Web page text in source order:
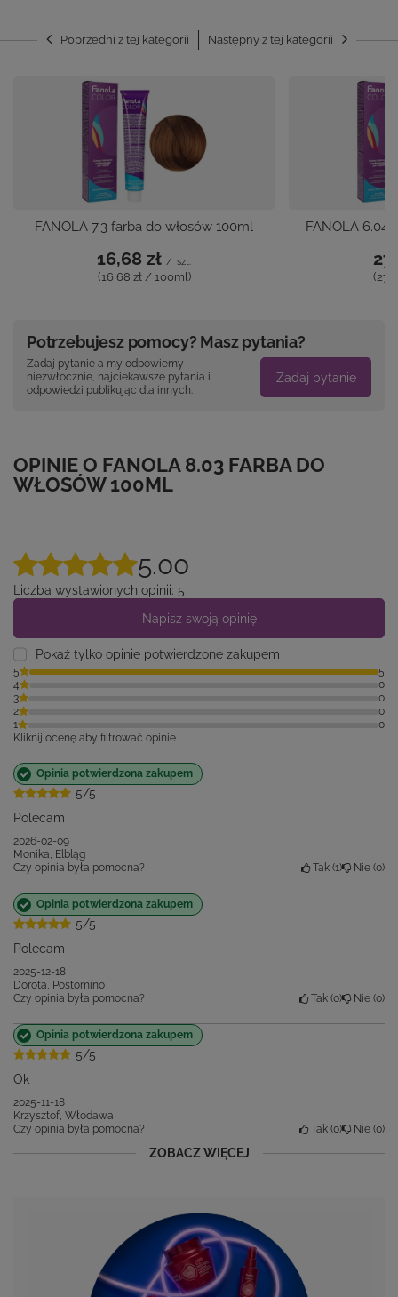
Poprzedni z tej kategorii Następny z tej kategorii
FANOLA 7.3 farba do włosów 100ml
16,68 zł / szt.
(16,68 zł / 100ml)
FANOLA 6.04
Potrzebujesz pomocy? Masz pytania?
Zadaj pytanie a my odpowiemy
niezwłocznie, najciekawsze pytania i
odpowiedzi publikując dla innych.
Zadaj pytanie
OPINIE O FANOLA 8.03 FARBA DO
WŁOSÓW 100ML
5.00
Liczba wystawionych opinii: 5
Napisz swoją opinię
Pokaż tylko opinie potwierdzone zakupem
5
5
4
0
3
0
2
0
1
0
Kliknij ocenę aby filtrować opinie
5/5
Opinia potwierdzona zakupem
Polecam
2026-02-09
Monika, Elbląg
Czy opinia była pomocna?
Tak 1 Nie 0
5/5
Opinia potwierdzona zakupem
Polecam
2025-12-18
Dorota, Postomino
Czy opinia była pomocna?
Tak 0 Nie 0
5/5
Opinia potwierdzona zakupem
Ok
2025-11-18
Krzysztof, Włodawa
Czy opinia była pomocna?
Tak 0 Nie 0
ZOBACZ WIĘCEJ